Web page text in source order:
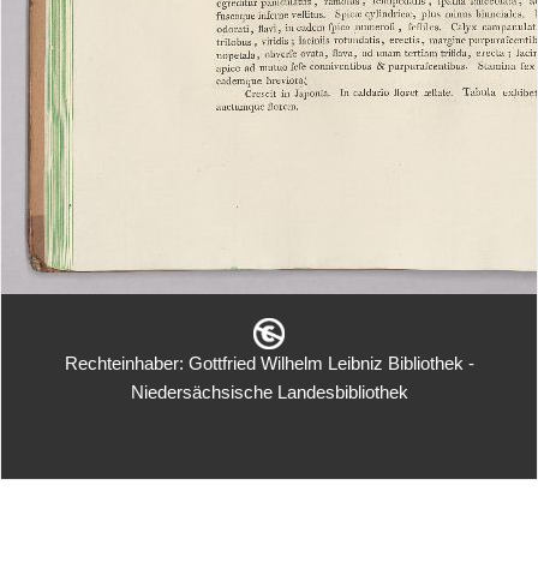
Rechteinhaber: Gottfried Wilhelm Leibniz Bibliothek -
Niedersächsische Landesbibliothek